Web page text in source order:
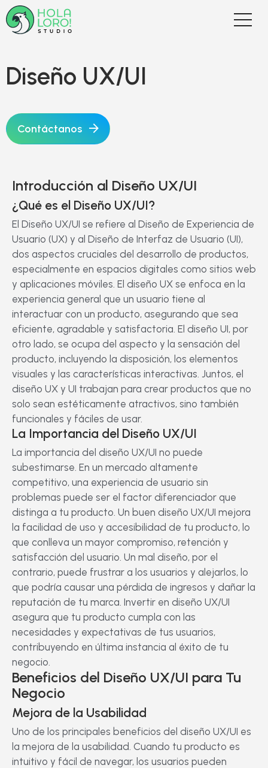
Diseño UX/UI
Contáctanos
Introducción al Diseño UX/UI
¿Qué es el Diseño UX/UI?
El Diseño UX/UI se refiere al Diseño de Experiencia de
Usuario (UX) y al Diseño de Interfaz de Usuario (UI),
dos aspectos cruciales del desarrollo de productos,
especialmente en espacios digitales como sitios web
y aplicaciones móviles. El diseño UX se enfoca en la
experiencia general que un usuario tiene al
interactuar con un producto, asegurando que sea
eficiente, agradable y satisfactoria. El diseño UI, por
otro lado, se ocupa del aspecto y la sensación del
producto, incluyendo la disposición, los elementos
visuales y las características interactivas. Juntos, el
diseño UX y UI trabajan para crear productos que no
solo sean estéticamente atractivos, sino también
funcionales y fáciles de usar.
La Importancia del Diseño UX/UI
La importancia del diseño UX/UI no puede
subestimarse. En un mercado altamente
competitivo, una experiencia de usuario sin
problemas puede ser el factor diferenciador que
distinga a tu producto. Un buen diseño UX/UI mejora
la facilidad de uso y accesibilidad de tu producto, lo
que conlleva un mayor compromiso, retención y
satisfacción del usuario. Un mal diseño, por el
contrario, puede frustrar a los usuarios y alejarlos, lo
que podría causar una pérdida de ingresos y dañar la
reputación de tu marca. Invertir en diseño UX/UI
asegura que tu producto cumpla con las
necesidades y expectativas de tus usuarios,
contribuyendo en última instancia al éxito de tu
negocio.
Beneficios del Diseño UX/UI para Tu
Negocio
Mejora de la Usabilidad
Uno de los principales beneficios del diseño UX/UI es
la mejora de la usabilidad. Cuando tu producto es
intuitivo y fácil de navegar, los usuarios pueden